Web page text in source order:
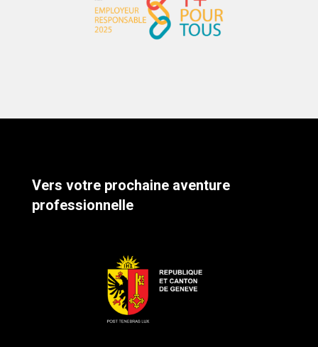
Vers votre prochaine aventure
professionnelle